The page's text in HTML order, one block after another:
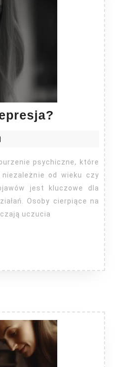
wyglada
|
od wieku czy
jest kluczowe dla
Osoby cierpiące na
uczucia